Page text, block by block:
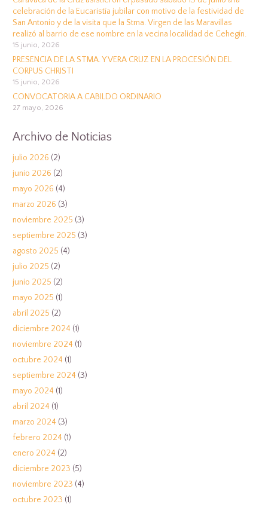
celebración de la Eucaristía jubilar con motivo de la festividad de
San Antonio y de la visita que la Stma. Virgen de las Maravillas
realizó al barrio de ese nombre en la vecina localidad de Cehegín.
15 junio, 2026
PRESENCIA DE LA STMA. Y VERA CRUZ EN LA PROCESIÓN DEL
CORPUS CHRISTI
15 junio, 2026
CONVOCATORIA A CABILDO ORDINARIO
27 mayo, 2026
Archivo de Noticias
julio 2026 (2)
junio 2026 (2)
mayo 2026 (4)
marzo 2026 (3)
noviembre 2025 (3)
septiembre 2025 (3)
agosto 2025 (4)
julio 2025 (2)
junio 2025 (2)
mayo 2025 (1)
abril 2025 (2)
diciembre 2024 (1)
noviembre 2024 (1)
octubre 2024 (1)
septiembre 2024 (3)
mayo 2024 (1)
abril 2024 (1)
marzo 2024 (3)
febrero 2024 (1)
enero 2024 (2)
diciembre 2023 (5)
noviembre 2023 (4)
octubre 2023 (1)